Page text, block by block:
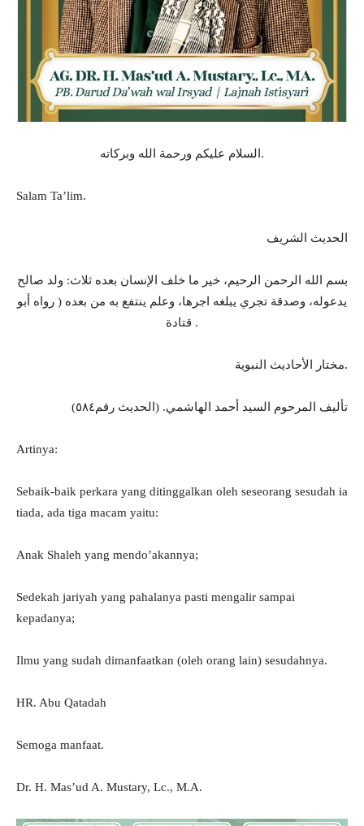
السلام عليكم ورحمة الله وبركاته.
Salam Ta’lim.
الحديث الشريف
بسم الله الرحمن الرحيم، خير ما خلف الإنسان بعده ثلاث: ولد صالح
يدعوله، وصدقة تجري يبلغه اجرها، وعلم ينتفع به من بعده ( رواه أبو
قتادة .
مختار الأحاديث النبوية.
تأليف المرحوم السيد أحمد الهاشمي. (الحديث رقم٥٨٤)
Artinya:
Sebaik-baik perkara yang ditinggalkan oleh seseorang sesudah ia
tiada, ada tiga macam yaitu:
Anak Shaleh yang mendo’akannya;
Sedekah jariyah yang pahalanya pasti mengalir sampai
kepadanya;
Ilmu yang sudah dimanfaatkan (oleh orang lain) sesudahnya.
HR. Abu Qatadah
Semoga manfaat.
Dr. H. Mas’ud A. Mustary, Lc., M.A.